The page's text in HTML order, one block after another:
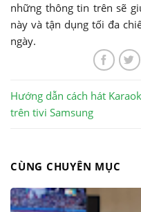
những thông tin trên sẽ
này và tận dụng tối đa
ngày.
Hướng dẫn cách hát
trên tivi Samsung
CÙNG CHUYÊN MỤC